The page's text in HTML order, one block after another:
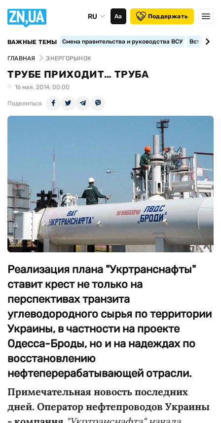
RU Аа Поддержать
ВАЖНЫЕ ТЕМЫ Смена правительства и руководства ВСУ
ГЛАВНАЯ ЭНЕРГОРЫНОК
ТРУБЕ ПРИХОДИТ… ТРУБА
16 мая, 2014, 00:00
Поделиться
Реализация плана "Укртранснафты"
ставит крест не только на
перспективах транзита
углеводородного сырья по территории
Украины, в частности на проекте
Одесса-Броды, но и на надеждах по
восстановлению
нефтеперерабатывающей отрасли.
Примечательная новость последних
дней. Оператор нефтепроводов Украины